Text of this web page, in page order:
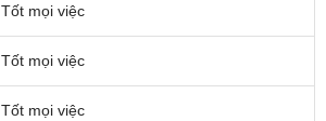
Tốt mọi việc
Tốt mọi việc
Tốt mọi việc